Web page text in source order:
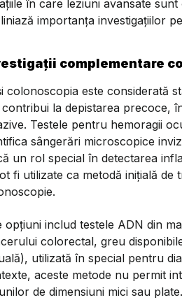
în care leziuni avansate
importanța investigațiilor
complementare
colonoscopia este considerată
la depistarea precoce,
Testele pentru hemoragii
sângerări microscopice
un rol special în detectarea
fi utilizate ca metodă inițială
opțiuni includ testele ADN din
colorectal, greu
utilizată în special pentru
aceste metode nu permit
de dimensiuni mici sau plate.